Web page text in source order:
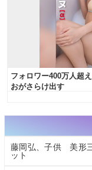
藤岡弘、子供 美形
ット